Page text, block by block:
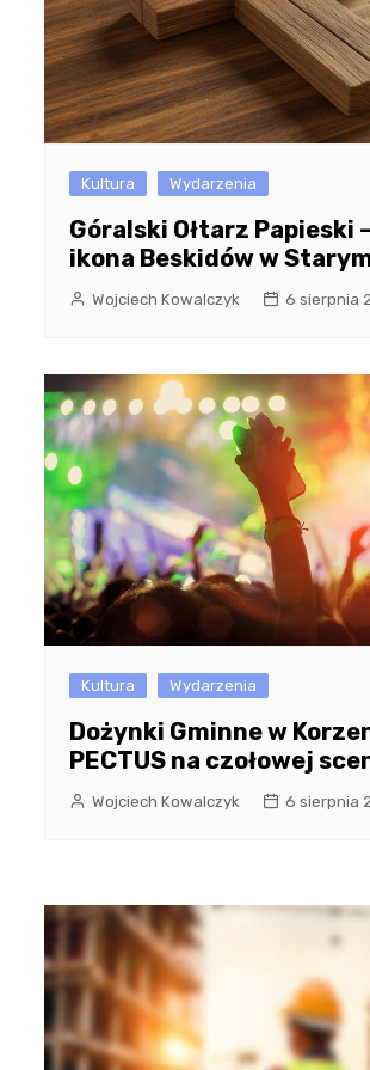
Kultura Wydarzenia
Góralski Ołtarz Papieski
ikona Beskidów w
Wojciech Kowalczyk 6 sierpnia
Kultura Wydarzenia
Dożynki Gminne w
PECTUS na czołowej
Wojciech Kowalczyk 6 sierpnia